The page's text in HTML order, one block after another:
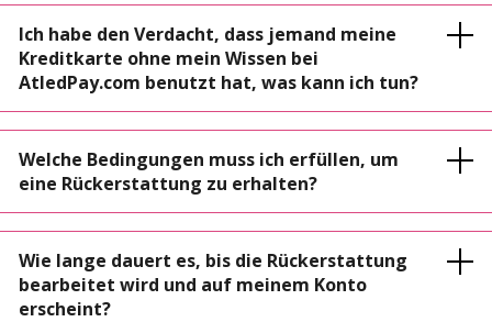
Ich habe den Verdacht, dass jemand meine
Kreditkarte ohne mein Wissen bei
AtledPay.com benutzt hat, was kann ich tun?
Welche Bedingungen muss ich erfüllen, um
eine Rückerstattung zu erhalten?
Wie lange dauert es, bis die Rückerstattung
bearbeitet wird und auf meinem Konto
erscheint?